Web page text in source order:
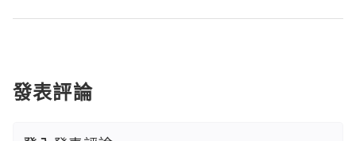
發表評論